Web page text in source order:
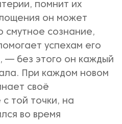
помнит их
он может
смутное сознание,
успехам его
— без этого он каждый
При каждом новом
своё
той точки, на
во время